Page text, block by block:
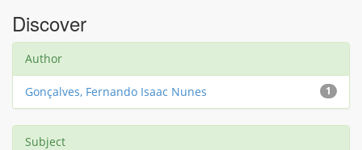
Discover
Author
1
Gonçalves, Fernando Isaac Nunes
Subject